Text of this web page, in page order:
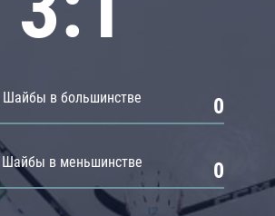
Шайбы в большинстве 0
Шайбы в меньшинстве 0